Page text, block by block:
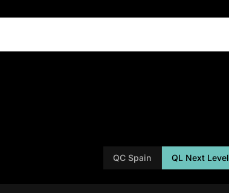
QC Spain QL Next Level